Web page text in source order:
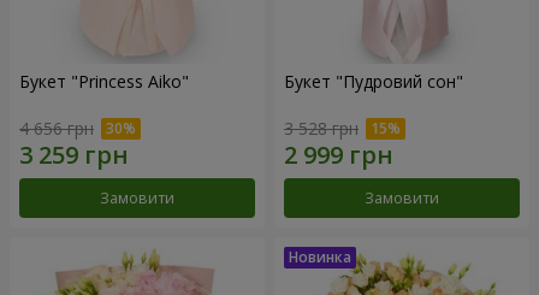
Букет "Princess Aiko"
4 656 грн
Замовити
Букет "Пудровий сон"
3 528 грн
Замовити